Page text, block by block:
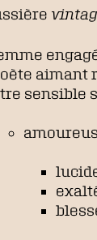
aimant
sensible